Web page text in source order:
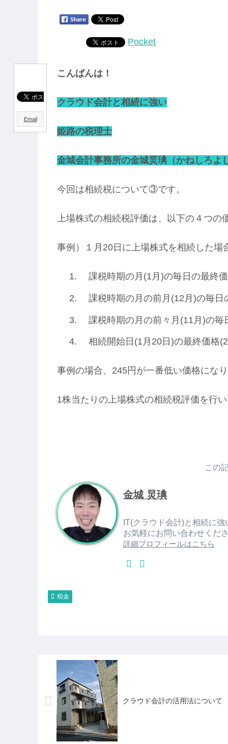
Pocket
Email
こんばんは！
クラウド会計と相続に強い
姫路の税理士
金城会計事務所の金城炅琠（かねしろよ
今回は相続税について③です。
上場株式の相続税評価は、以下の４つの
事例）１月20日に上場株式を相続した場
課税時期の月(1月)の毎日の最終
課税時期の月の前月(12月)の毎日
課税時期の月の前々月(11月)の毎
相続開始日(1月20日)の最終価格
事例の場合、245円が一番低い価格にな
1株当たりの上場株式の相続税評価を行
この
金城 炅琠
IT(クラウド会計)と相続に
お気軽にお問い合わせくだ
詳細プロフィールはこちら
税金
クラウド会計の活用法につい